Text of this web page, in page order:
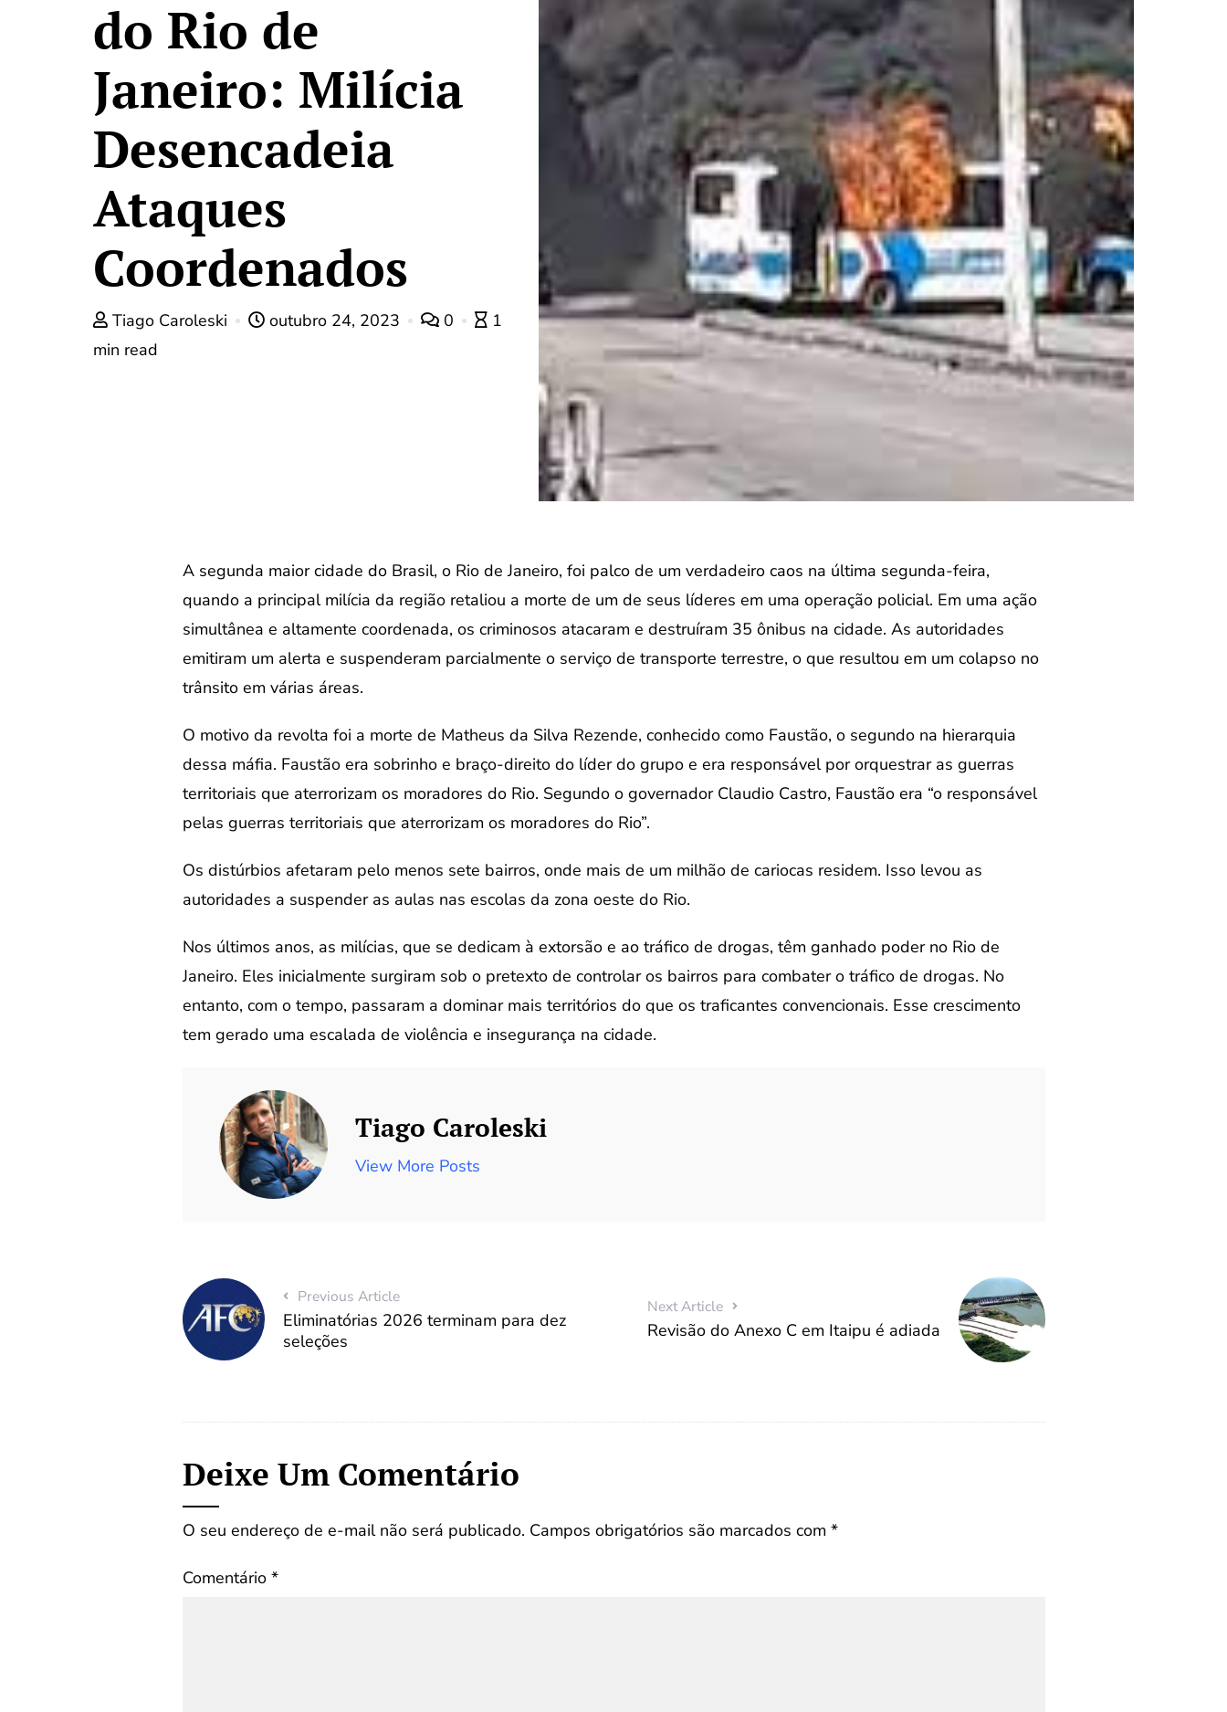
do Rio de
Janeiro: Milícia
Desencadeia
Ataques
Coordenados
Tiago Caroleski outubro 24, 2023 0
1
min read
A segunda maior cidade do Brasil, o Rio de Janeiro, foi palco de um verdadeiro caos na última segunda-feira,
quando a principal milícia da região retaliou a morte de um de seus líderes em uma operação policial. Em uma ação
simultânea e altamente coordenada, os criminosos atacaram e destruíram 35 ônibus na cidade. As autoridades
emitiram um alerta e suspenderam parcialmente o serviço de transporte terrestre, o que resultou em um colapso no
trânsito em várias áreas.
O motivo da revolta foi a morte de Matheus da Silva Rezende, conhecido como Faustão, o segundo na hierarquia
dessa máfia. Faustão era sobrinho e braço-direito do líder do grupo e era responsável por orquestrar as guerras
territoriais que aterrorizam os moradores do Rio. Segundo o governador Claudio Castro, Faustão era “o responsável
pelas guerras territoriais que aterrorizam os moradores do Rio”.
Os distúrbios afetaram pelo menos sete bairros, onde mais de um milhão de cariocas residem. Isso levou as
autoridades a suspender as aulas nas escolas da zona oeste do Rio.
Nos últimos anos, as milícias, que se dedicam à extorsão e ao tráfico de drogas, têm ganhado poder no Rio de
Janeiro. Eles inicialmente surgiram sob o pretexto de controlar os bairros para combater o tráfico de drogas. No
entanto, com o tempo, passaram a dominar mais territórios do que os traficantes convencionais. Esse crescimento
tem gerado uma escalada de violência e insegurança na cidade.
Tiago Caroleski
View More Posts
Previous Article
Eliminatórias 2026 terminam para dez
seleções
Next Article
Revisão do Anexo C em Itaipu é adiada
Deixe Um Comentário
O seu endereço de e-mail não será publicado. Campos obrigatórios são marcados com *
Comentário *